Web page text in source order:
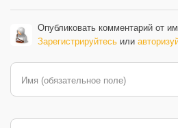
Опубликовать комментарий от
Зарегистрируйтесь или
Имя (обязательное поле)